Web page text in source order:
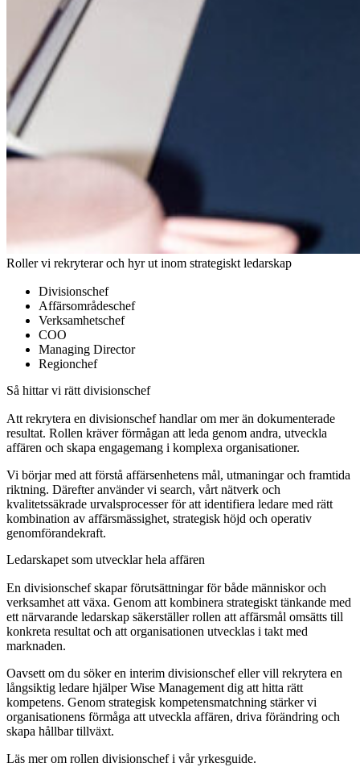
Roller vi rekryterar och hyr ut inom strategiskt ledarskap
Divisionschef
Affärsområdeschef
Verksamhetschef
COO
Managing Director
Regionchef
Så hittar vi rätt divisionschef
Att rekrytera en divisionschef handlar om mer än dokumenterade
resultat. Rollen kräver förmågan att leda genom andra, utveckla
affären och skapa engagemang i komplexa organisationer.
Vi börjar med att förstå affärsenhetens mål, utmaningar och framtida
riktning. Därefter använder vi search, vårt nätverk och
kvalitetssäkrade urvalsprocesser för att identifiera ledare med rätt
kombination av affärsmässighet, strategisk höjd och operativ
genomförandekraft.
Ledarskapet som utvecklar hela affären
En divisionschef skapar förutsättningar för både människor och
verksamhet att växa. Genom att kombinera strategiskt tänkande med
ett närvarande ledarskap säkerställer rollen att affärsmål omsätts till
konkreta resultat och att organisationen utvecklas i takt med
marknaden.
Oavsett om du söker en interim divisionschef eller vill rekrytera en
långsiktig ledare hjälper Wise Management dig att hitta rätt
kompetens. Genom strategisk kompetensmatchning stärker vi
organisationens förmåga att utveckla affären, driva förändring och
skapa hållbar tillväxt.
Läs mer om rollen divisionschef i vår yrkesguide.